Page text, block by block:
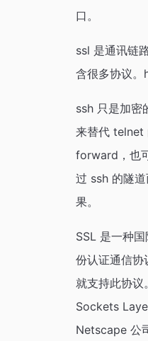
口。
ssl 是通讯链
含很多协议
ssh 只是加密
来替代 telnet
forward，也
过 ssh 的隧
果。
SSL 是一种
份认证通信协
就支持此协议
Sockets
Netscape 公